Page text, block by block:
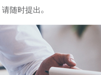
随时提出。